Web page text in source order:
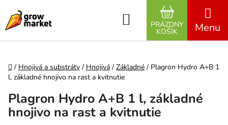
Hľadať
NÁKUPNÝ
PRÁZDNY
KOŠÍK
Domov
/ Hnojivá a substráty / Hnojivá / Základné / Plagron Hydro A+B 1
l, základné hnojivo na rast a kvitnutie
Plagron Hydro A+B 1 l, základné
hnojivo na rast a kvitnutie